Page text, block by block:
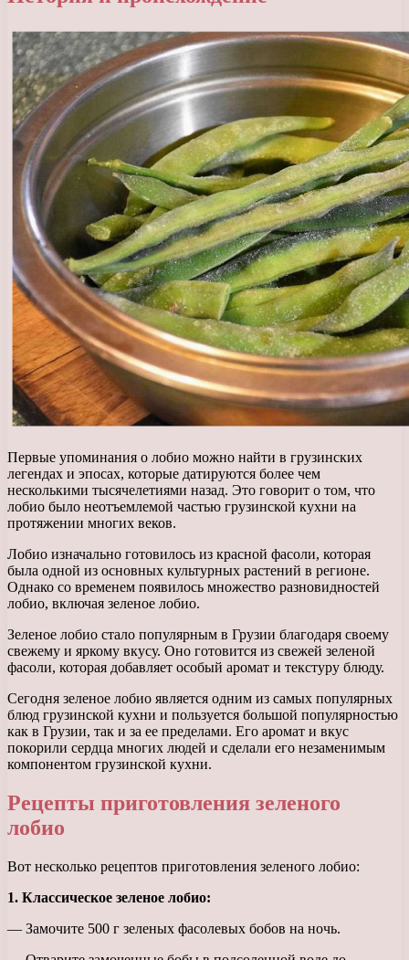
Первые упоминания о лобио можно найти в грузинских
легендах и эпосах, которые датируются более чем
несколькими тысячелетиями назад. Это говорит о том, что
лобио было неотъемлемой частью грузинской кухни на
протяжении многих веков.
Лобио изначально готовилось из красной фасоли, которая
была одной из основных культурных растений в регионе.
Однако со временем появилось множество разновидностей
лобио, включая зеленое лобио.
Зеленое лобио стало популярным в Грузии благодаря своему
свежему и яркому вкусу. Оно готовится из свежей зеленой
фасоли, которая добавляет особый аромат и текстуру блюду.
Сегодня зеленое лобио является одним из самых популярных
блюд грузинской кухни и пользуется большой популярностью
как в Грузии, так и за ее пределами. Его аромат и вкус
покорили сердца многих людей и сделали его незаменимым
компонентом грузинской кухни.
Рецепты приготовления зеленого
лобио
Вот несколько рецептов приготовления зеленого лобио:
1. Классическое зеленое лобио:
— Замочите 500 г зеленых фасолевых бобов на ночь.